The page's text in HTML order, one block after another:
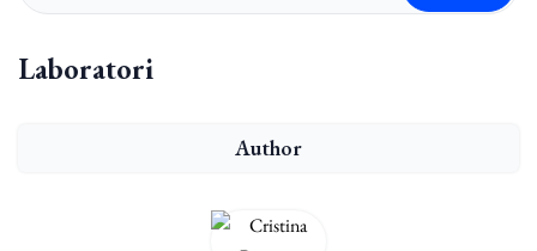
Laboratori
Author